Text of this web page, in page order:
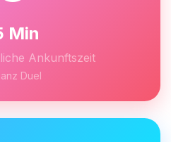
Min
Ankunftszeit
Duel